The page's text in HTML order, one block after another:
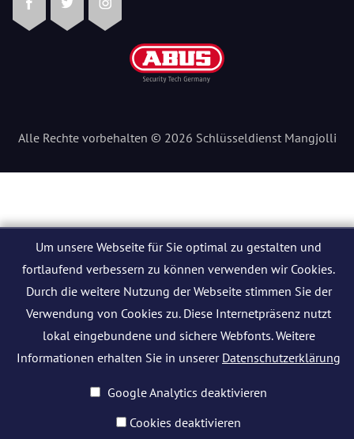
FacebookTwitterInstagram
Alle Rechte vorbehalten © 2026 Schlüsseldienst Mangjolli
Um unsere Webseite für Sie optimal zu gestalten und
fortlaufend verbessern zu können verwenden wir Cookies.
Durch die weitere Nutzung der Webseite stimmen Sie der
Verwendung von Cookies zu. Diese Internetpräsenz nutzt
lokal eingebundene und sichere Webfonts. Weitere
Informationen erhalten Sie in unserer Datenschutzerklärung
Google Analytics deaktivieren
Cookies deaktivieren